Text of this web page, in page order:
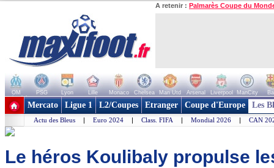
A retenir : Palmarès Coupe du
OM PSG Lyon Lille Monaco Chelsea Man Utd Arsenal Liverpool ManCity
+ de clubs
Mercato Ligue 1 L2/Coupes Etranger Coupe d'Europe Les
Actu des Bleus | Euro 2024 | Class. FIFA | Mondial 2026 | CAN
Le héros Koulibaly propulse